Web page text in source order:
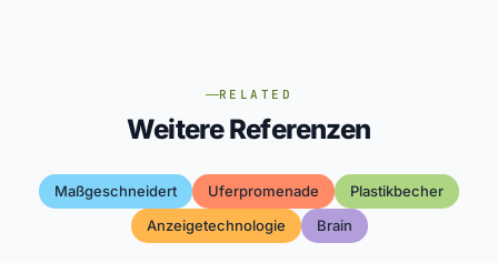
RELATED
Weitere Referenzen
Maßgeschneidert Uferpromenade
Plastikbecher
Anzeigetechnologie
Brain